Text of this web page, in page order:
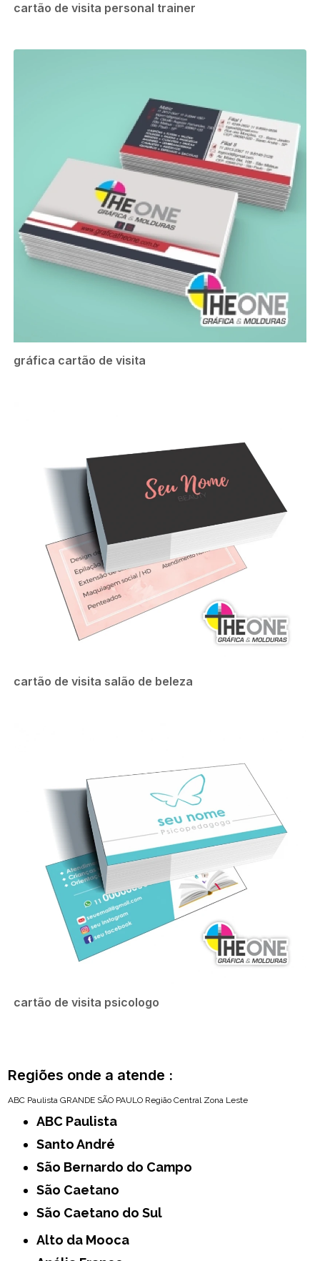
cartão de visita personal trainer
gráfica cartão de visita
cartão de visita salão de beleza
cartão de visita psicologo
Regiões onde a atende :
ABC Paulista GRANDE SÃO PAULO Região Central Zona Leste
ABC Paulista
Santo André
São Bernardo do Campo
São Caetano
São Caetano do Sul
Alto da Mooca